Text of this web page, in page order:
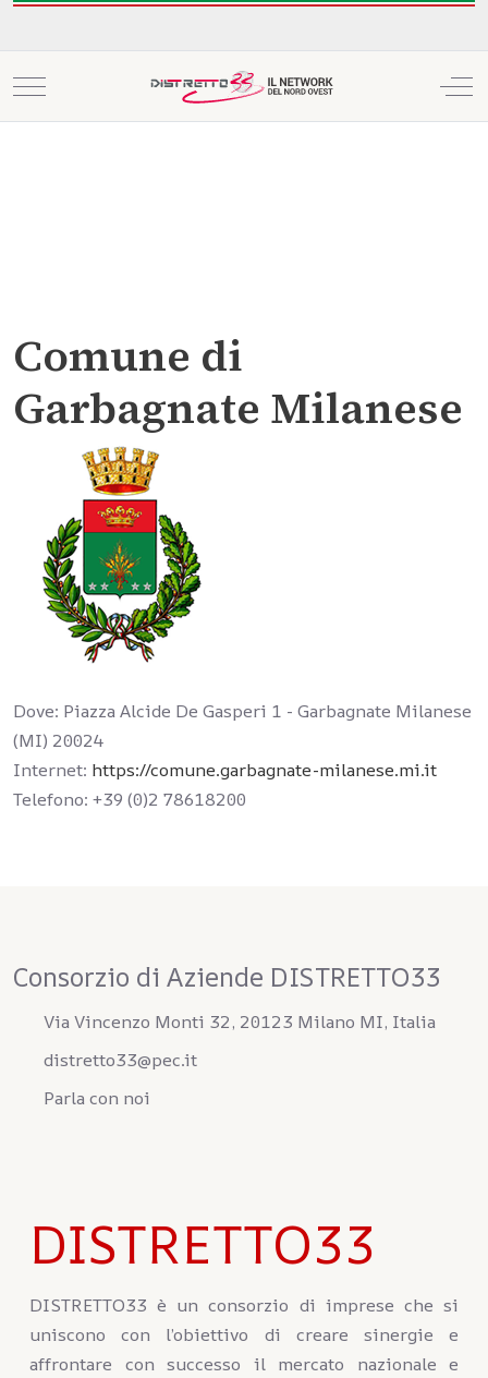
Mobile Menu Toggle
Comune di
Garbagnate Milanese
Dove: Piazza Alcide De Gasperi 1 - Garbagnate Milanese
(MI) 20024
Internet: https://comune.garbagnate-milanese.mi.it
Telefono: +39 (0)2 78618200
Consorzio di Aziende DISTRETTO33
Via Vincenzo Monti 32, 20123 Milano MI, Italia
distretto33@pec.it
Parla con noi
DISTRETTO33
DISTRETTO33 è un consorzio di imprese che si
uniscono con l’obiettivo di creare sinergie e
affrontare con successo il mercato nazionale e